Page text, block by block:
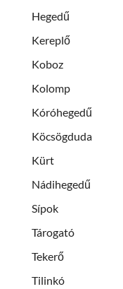
Hegedű
Kereplő
Koboz
Kolomp
Kóróhegedű
Köcsögduda
Kürt
Nádihegedű
Sípok
Tárogató
Tekerő
Tilinkó